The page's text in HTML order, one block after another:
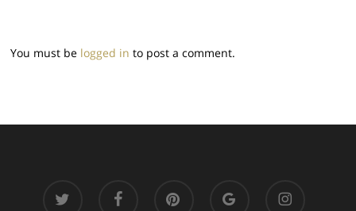
You must be logged in to post a comment.
plus